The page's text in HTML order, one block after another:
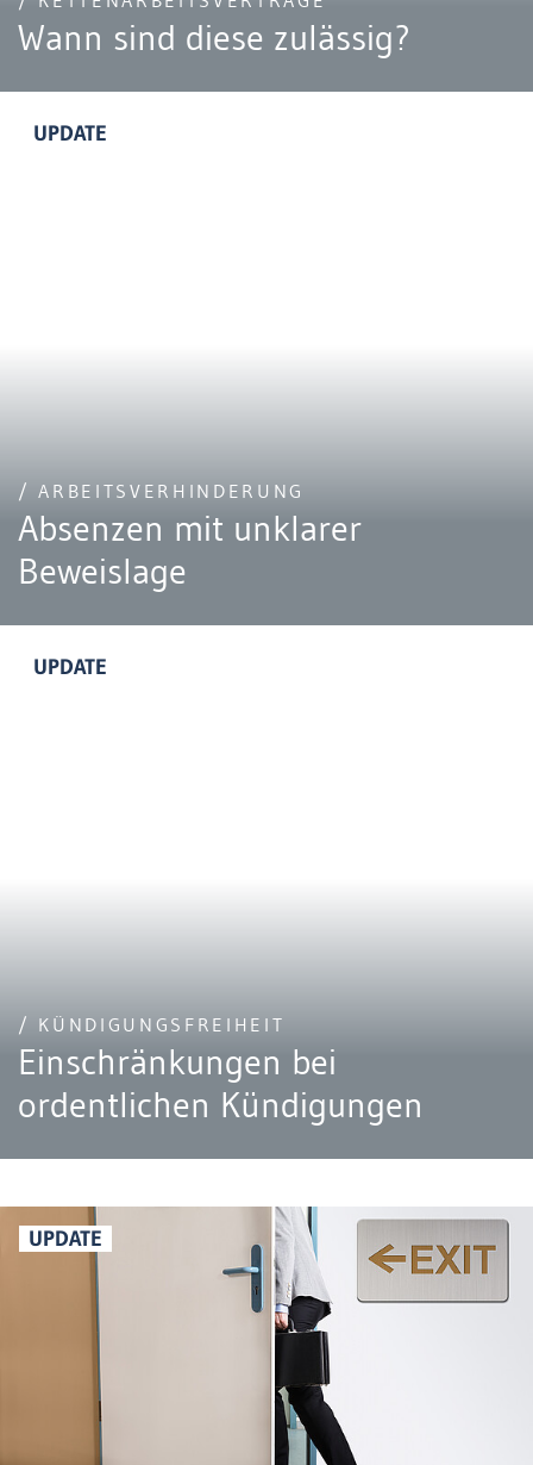
Wann sind diese zulässig?
UPDATE
/ ARBEITSVERHINDERUNG
Absenzen mit unklarer
Beweislage
UPDATE
/ KÜNDIGUNGSFREIHEIT
Einschränkungen bei
ordentlichen Kündigungen
UPDATE